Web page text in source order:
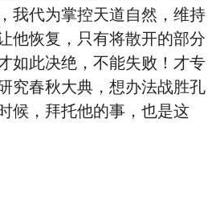
我代为掌控天道自然，维持
他恢复，只有将散开的部分
此决绝，不能失败！才专
究春秋大典，想办法战胜孔
候，拜托他的事，也是这